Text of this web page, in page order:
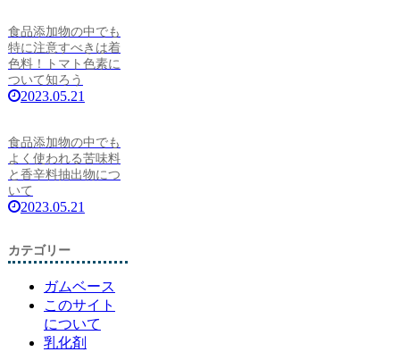
食品添加物の中でも
特に注意すべきは着
色料！トマト色素に
ついて知ろう
2023.05.21
食品添加物の中でも
よく使われる苦味料
と香辛料抽出物につ
いて
2023.05.21
カテゴリー
ガムベース
このサイト
について
乳化剤